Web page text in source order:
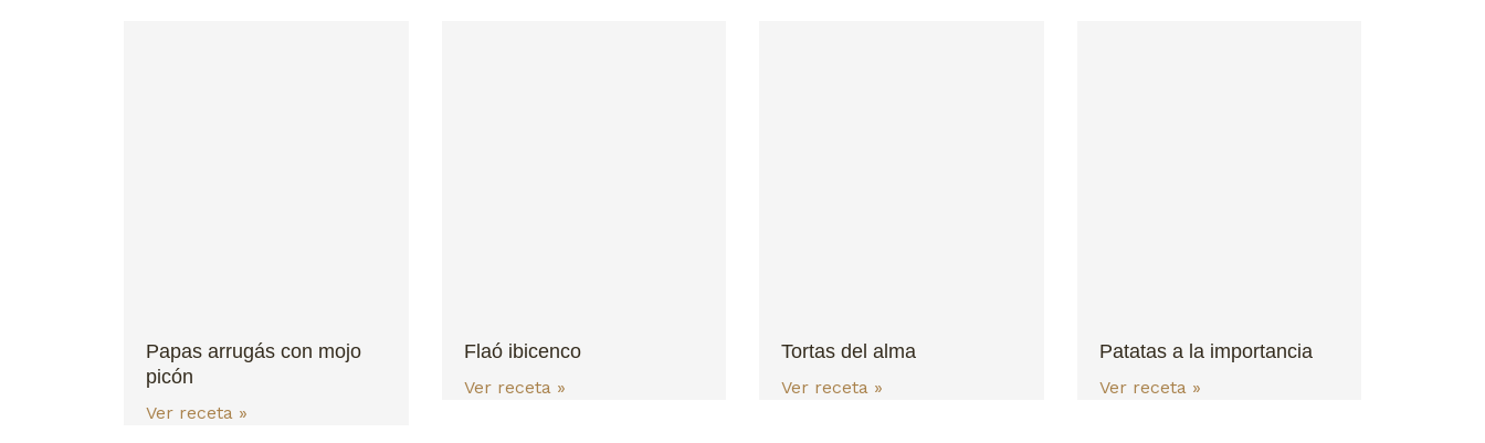
Papas arrugás con mojo
picón
Ver receta »
Flaó ibicenco
Ver receta »
Tortas del alma
Ver receta »
Patatas a la importancia
Ver receta »